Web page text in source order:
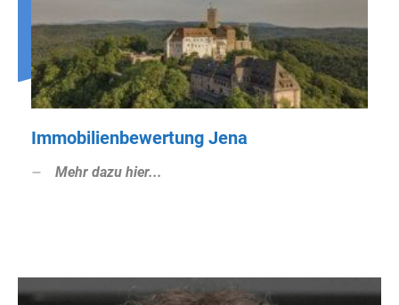
Immobilienbewertung Jena
Mehr dazu hier...